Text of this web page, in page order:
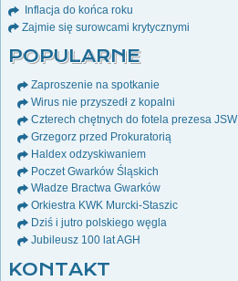
Inflacja do końca roku
Zajmie się surowcami krytycznymi
POPULARNE
Zaproszenie na spotkanie
Wirus nie przyszedł z kopalni
Czterech chętnych do fotela prezesa JSW
Grzegorz przed Prokuratorią
Haldex odzyskiwaniem
Poczet Gwarków Śląskich
Władze Bractwa Gwarków
Orkiestra KWK Murcki-Staszic
Dziś i jutro polskiego węgla
Jubileusz 100 lat AGH
KONTAKT